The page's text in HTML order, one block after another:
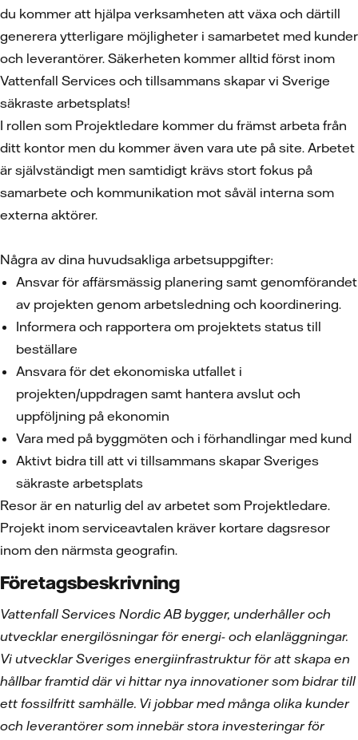
du kommer att hjälpa verksamheten att växa och därtill
generera ytterligare möjligheter i samarbetet med kunder
och leverantörer. Säkerheten kommer alltid först inom
Vattenfall Services och tillsammans skapar vi Sverige
säkraste arbetsplats!
I rollen som Projektledare kommer du främst arbeta från
ditt kontor men du kommer även vara ute på site. Arbetet
är självständigt men samtidigt krävs stort fokus på
samarbete och kommunikation mot såväl interna som
externa aktörer.
Några av dina huvudsakliga arbetsuppgifter:
Ansvar för affärsmässig planering samt genomförandet
av projekten genom arbetsledning och koordinering.
Informera och rapportera om projektets status till
beställare
Ansvara för det ekonomiska utfallet i
projekten/uppdragen samt hantera avslut och
uppföljning på ekonomin
Vara med på byggmöten och i förhandlingar med kund
Aktivt bidra till att vi tillsammans skapar Sveriges
säkraste arbetsplats
Resor är en naturlig del av arbetet som Projektledare.
Projekt inom serviceavtalen kräver kortare dagsresor
inom den närmsta geografin.
Företagsbeskrivning
Vattenfall Services Nordic AB bygger, underhåller och
utvecklar energilösningar för energi- och elanläggningar.
Vi utvecklar Sveriges energiinfrastruktur för att skapa en
hållbar framtid där vi hittar nya innovationer som bidrar till
ett fossilfritt samhälle. Vi jobbar med många olika kunder
och leverantörer som innebär stora investeringar för